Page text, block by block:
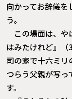
向かってお辞儀
う。
この場面は、
はみたけれど』
司の家で十六ミ
つらう父親が写っ
す。